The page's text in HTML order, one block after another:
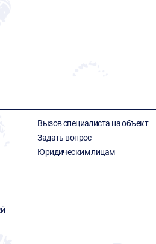
Вызов специалиста на объект
Задать вопрос
Юридическим лицам